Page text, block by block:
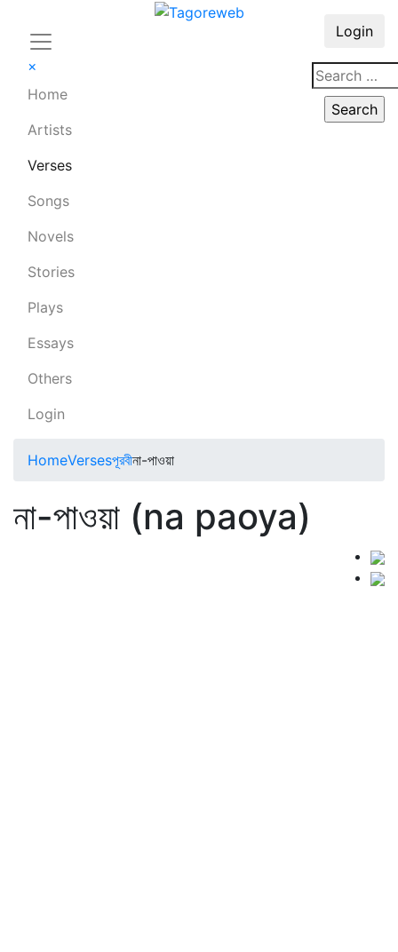
×
Home
Artists
Verses
Songs
Novels
Stories
Plays
Essays
Others
Login
Login
HomeVersesপূরবীনা-পাওয়া
না-পাওয়া (na paoya)